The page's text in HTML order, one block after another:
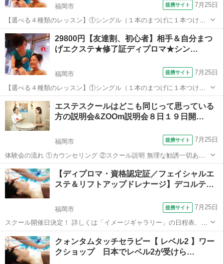
福岡市 提携サイト 7月25日
【選べる４種類のレッスン】①シングル（１本のまつげに１本つけ
る）②３Ｄボリュームアイラッシュ（１本のまつげに細い０．０５～
０．０７のエクステを２～６本までつける）③Ｌカール（リフト）シ
ングル（Ｌ字のタイプのマツエクを１本のま...
福岡 福岡市 メイク
29800円【友達割、初心者】相手＆自分まつ
げエクステ★修了証ディプロマ★シン…
福岡市 提携サイト 7月25日
【選べる４種類のレッスン】①シングル（１本のまつげに１本つけ
る）②３Ｄボリュームアイラッシュ（１本のまつげに細い０．０５～
０．０７のエクステを２～６本までつける）③Ｌカール（リフト）シ
ングル（Ｌ字のタイプのマツエクを１本のま...
福岡 福岡市
エステスクールはどこも同じって思っている
方の説明会&ZOOm説明会８日１９日開…
福岡市 提携サイト 7月25日
体験会の流れ ①カウンセリング ②スクール説明 無理な勧誘一切あり
ません ご希望頂いた方にはメールで資料を今すぐお送り致します。
福岡 福岡市 エステ
【ディプロマ・資格認定証／フェイシャルエ
ステ＆リフトアップドレナージ】デコルテ…
福岡市 提携サイト 7月25日
スクール開催日決定！ 詳しくは「イメージギャラリー」の日程表、ま
たは「講座詳細」欄をご覧ください。 ☆☆☆☆☆☆☆☆☆☆☆ ＜座学
＆実技＞ ●フェイシャルエステ技術 ●フェイシャルリフトアップ技術
●デコルテリンパマッ...
福岡 福岡市 エステ
クォンタムタッチセラピー【 レベル2 】ワー
クショップ 日本でレベル2が受けら…